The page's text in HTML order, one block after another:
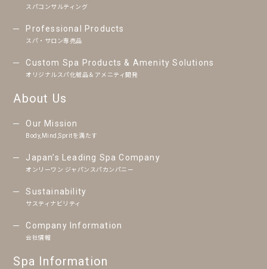
スパコンサルティング
Professional Products
スパ・サロン専売品
Custom Spa Products & Amenity Solutions
オリジナルスパ化粧品＆アメニティ開発
About Us
Our Mission
Body,Mind,Spritを満たす
Japan’s Leading Spa Company
オンリーワン ジャパンスパカンパニー
Sustainability
サスティナビリティ
Company Information
会社情報
Spa Information